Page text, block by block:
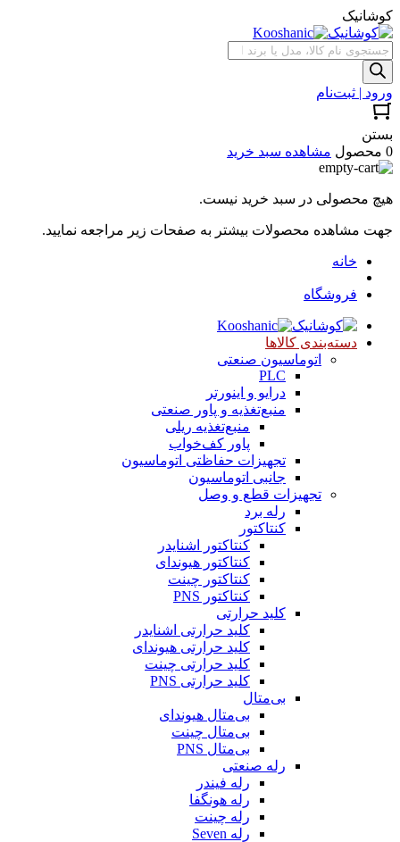
کوشانیک
جستجوی
محصولات
ورود | ثبت‌نام
بستن
0 محصول
مشاهده سبد خرید
هیچ محصولی در سبد خرید نیست.
جهت مشاهده محصولات بیشتر به صفحات زیر مراجعه نمایید.
خانه
فروشگاه
دسته‌بندی کالاها
اتوماسیون صنعتی
PLC
درایو و اینورتر
منبع‌تغذیه و پاور صنعتی
منبع‌تغذیه ریلی
پاور کف‌خواب
تجهیزات حفاظتی اتوماسیون
جانبی اتوماسیون
تجهیزات قطع و وصل
رله برد
کنتاکتور
کنتاکتور اشنایدر
کنتاکتور هیوندای
کنتاکتور چینت
کنتاکتور PNS
کلید حرارتی
کلید حرارتی اشنایدر
کلید حرارتی هیوندای
کلید حرارتی چینت
کلید حرارتی PNS
بی‌متال
بی‌متال هیوندای
بی‌متال چینت
بی‌متال PNS
رله صنعتی
رله فیندر
رله هونگفا
رله چینت
رله Seven